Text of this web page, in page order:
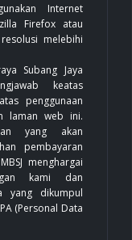
Internet
Firefox atau
melebihi
Subang Jaya
keatas
penggunaan
laman web ini.
yang akan
pembayaran
menghargai
kami dan
yang dikumpul
(Personal Data